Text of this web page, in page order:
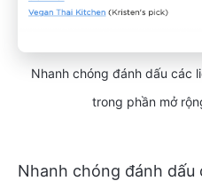
Nhanh chóng đánh dấu các
trong phần mở
Nhanh chóng đánh dấu